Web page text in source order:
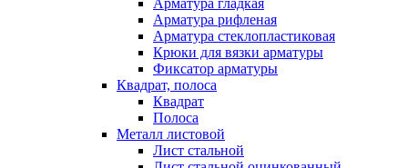
Арматура гладкая
Арматура рифленая
Арматура стеклопластиковая
Крюки для вязки арматуры
Фиксатор арматуры
Квадрат, полоса
Квадрат
Полоса
Металл листовой
Лист стальной